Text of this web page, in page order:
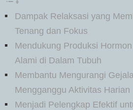
Dampak Relaksasi yang
Tenang dan Fokus
Mendukung Produksi
Alami di Dalam Tubuh
Membantu Mengurangi
Mengganggu Aktivitas Harian
Menjadi Pelengkap Efektif